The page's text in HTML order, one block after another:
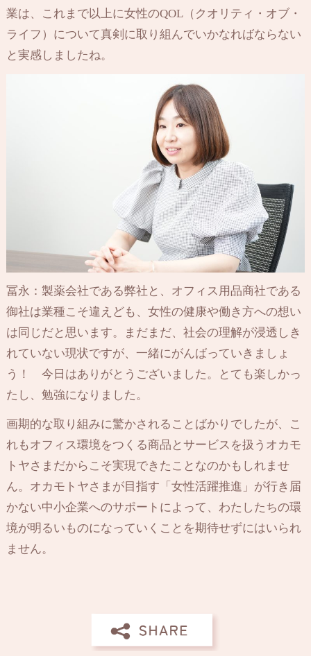
業は、これまで以上に女性のQOL（クオリティ・オブ・
ライフ）について真剣に取り組んでいかなればならない
と実感しましたね。
冨永：製薬会社である弊社と、オフィス用品商社である
御社は業種こそ違えども、女性の健康や働き方への想い
は同じだと思います。まだまだ、社会の理解が浸透しき
れていない現状ですが、一緒にがんばっていきましょ
う！ 今日はありがとうございました。とても楽しかっ
たし、勉強になりました。
画期的な取り組みに驚かされることばかりでしたが、こ
れもオフィス環境をつくる商品とサービスを扱うオカモ
トヤさまだからこそ実現できたことなのかもしれませ
ん。オカモトヤさまが目指す「女性活躍推進」が行き届
かない中小企業へのサポートによって、わたしたちの環
境が明るいものになっていくことを期待せずにはいられ
ません。